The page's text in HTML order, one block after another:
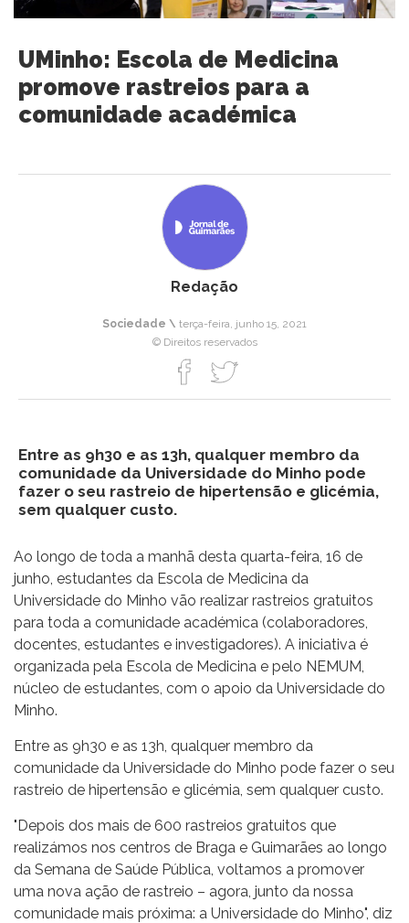
UMinho: Escola de Medicina
promove rastreios para a
comunidade académica
Redação
Sociedade \ terça-feira, junho 15, 2021
© Direitos reservados
Entre as 9h30 e as 13h, qualquer membro da
comunidade da Universidade do Minho pode
fazer o seu rastreio de hipertensão e glicémia,
sem qualquer custo.
Ao longo de toda a manhã desta quarta-feira, 16 de
junho, estudantes da Escola de Medicina da
Universidade do Minho vão realizar rastreios gratuitos
para toda a comunidade académica (colaboradores,
docentes, estudantes e investigadores). A iniciativa é
organizada pela Escola de Medicina e pelo NEMUM,
núcleo de estudantes, com o apoio da Universidade do
Minho.
Entre as 9h30 e as 13h, qualquer membro da
comunidade da Universidade do Minho pode fazer o seu
rastreio de hipertensão e glicémia, sem qualquer custo.
"Depois dos mais de 600 rastreios gratuitos que
realizámos nos centros de Braga e Guimarães ao longo
da Semana de Saúde Pública, voltamos a promover
uma nova ação de rastreio – agora, junto da nossa
comunidade mais próxima: a Universidade do Minho", diz